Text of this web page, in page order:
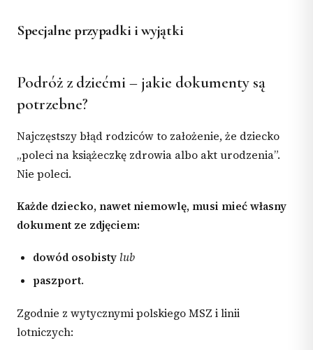
Specjalne przypadki i wyjątki
Podróż z dziećmi – jakie dokumenty są
potrzebne?
Najczęstszy błąd rodziców to założenie, że dziecko
„poleci na książeczkę zdrowia albo akt urodzenia”.
Nie poleci.
Każde dziecko, nawet niemowlę, musi mieć własny
dokument ze zdjęciem:
dowód osobisty lub
paszport.
Zgodnie z wytycznymi polskiego MSZ i linii
lotniczych: